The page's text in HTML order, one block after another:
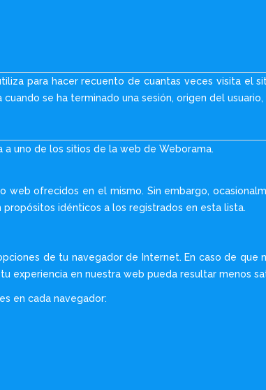
para hacer recuento de cuantas veces visita el
se ha terminado una sesión, origen del usuario,
uno de los sitios de la web de Weborama.
web ofrecidos en el mismo. Sin embargo,
idénticos a los registrados en esta lista.
de tu navegador de Internet. En caso de que
experiencia en nuestra web pueda resultar menos
en cada navegador: